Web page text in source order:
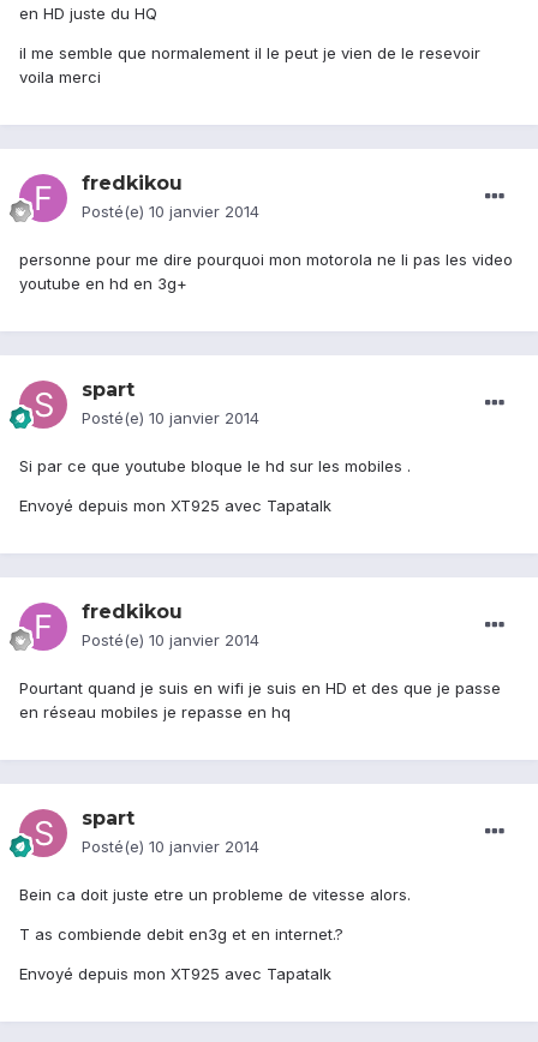
en HD juste du HQ
il me semble que normalement il le peut je vien de le resevoir
voila merci
fredkikou
Posté(e) 10 janvier 2014
personne pour me dire pourquoi mon motorola ne li pas les video
youtube en hd en 3g+
spart
Posté(e) 10 janvier 2014
Si par ce que youtube bloque le hd sur les mobiles .
Envoyé depuis mon XT925 avec Tapatalk
fredkikou
Posté(e) 10 janvier 2014
Pourtant quand je suis en wifi je suis en HD et des que je passe
en réseau mobiles je repasse en hq
spart
Posté(e) 10 janvier 2014
Bein ca doit juste etre un probleme de vitesse alors.
T as combiende debit en3g et en internet.?
Envoyé depuis mon XT925 avec Tapatalk